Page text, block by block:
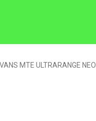
VANS MTE ULTRARANGE NEO